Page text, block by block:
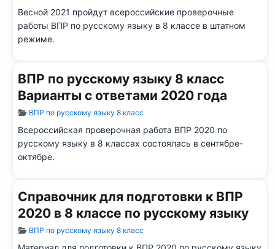
Весной 2021 пройдут всероссийские проверочные
работы ВПР по русскому языку в 8 классе в штатном
режиме.
ВПР по русскому языку 8 класс
Варианты с ответами 2020 года
Информация о материале
ВПР по русскому языку 8 класс
Всероссийская проверочная работа ВПР 2020 по
русскому языку в 8 классах состоялась в сентябре-
октябре.
Справочник для подготовки к ВПР
2020 в 8 классе по русскому языку
Информация о материале
ВПР по русскому языку 8 класс